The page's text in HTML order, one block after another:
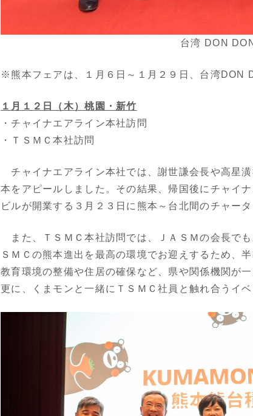
台湾 DON
※熊本フェアは、１月６日～１月２９日、台湾DON
１月１２日（木）桃園・新竹
・チャイナエアライン本社訪問
・ＴＳＭＣ本社訪問
チャイナエアライン本社では、謝世謙会長や高星
本をアピールしました。その結果、帰国後にチャイ
ビルが開業する３月２３日に熊本～台北間のチャー
また、ＴＳＭＣ本社訪問では、ＪＡＳＭの会長で
ＳＭＣの熊本進出を最高の環境でお迎えするため、
教育環境の整備や住居の確保など、県や関係機関が
更に、くまモンと一緒にＴＳＭＣ社員と触れ合うイ